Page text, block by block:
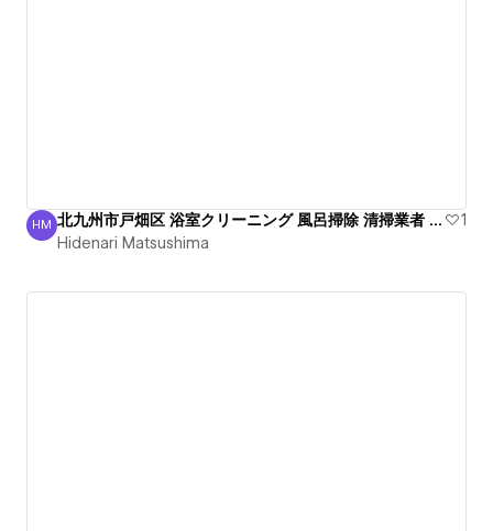
Hidenari Matsushima
HM 北九州市戸畑区 浴室クリーニング 風呂掃除 清掃業者 綺麗
1
Hidenari Matsushima